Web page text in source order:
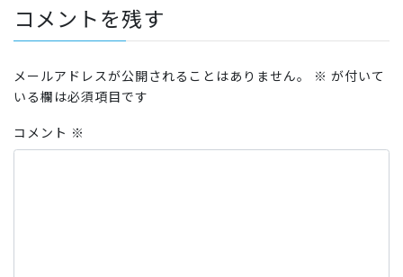
コメントを残す
メールアドレスが公開されることはありません。 ※ が付いて
いる欄は必須項目です
コメント ※